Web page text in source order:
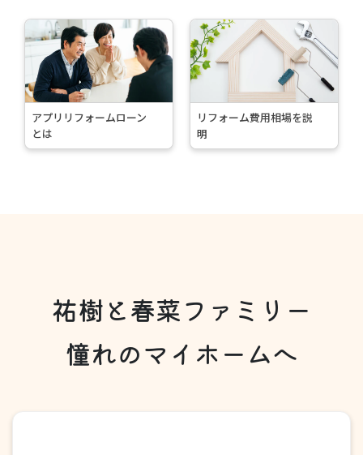
続
き
読
む
アプリリフォームローン
とは
続
き
を
読
む
>リフォーム費用相場を説
明
祐樹と春菜ファミリー
憧れのマイホームへ